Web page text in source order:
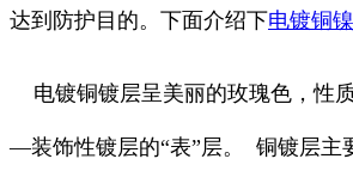
达到防护目的。下面介绍下电镀铜
电镀铜镀层呈美丽的玫瑰色，性
—装饰性镀层的“表”层。 铜镀层主